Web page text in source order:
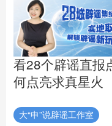
看28个辟谣直报
何点亮求真星火
大“申”说辟谣工作室